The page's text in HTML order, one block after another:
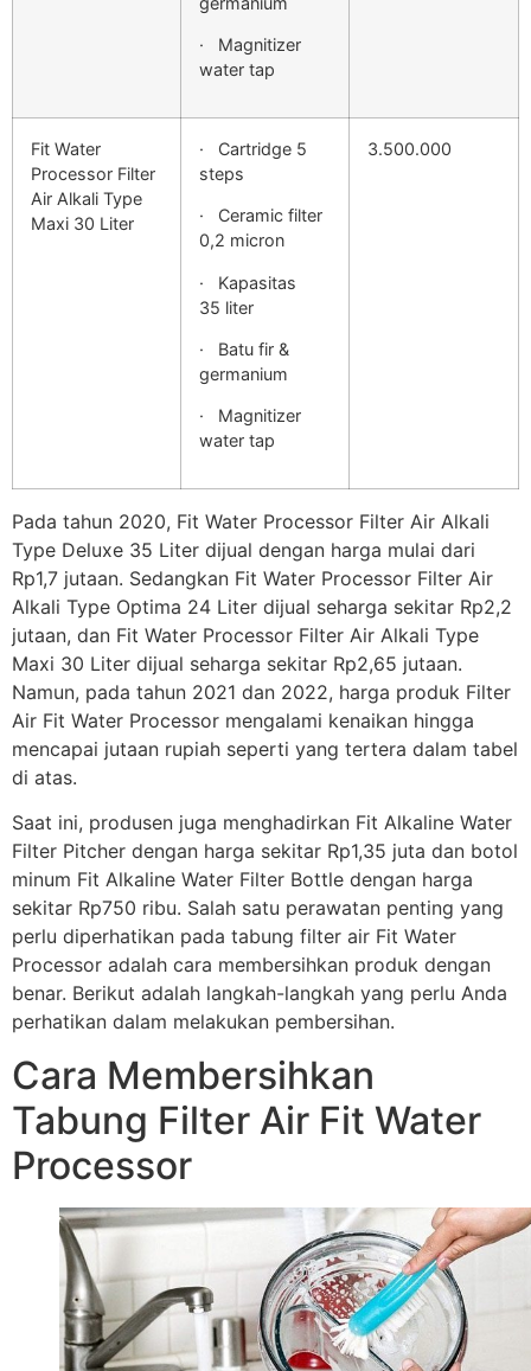
· Magnitizer
water tap
Fit Water
Processor Filter
Air Alkali Type
Maxi 30 Liter
· Cartridge 5
steps
· Ceramic filter
0,2 micron
· Kapasitas
35 liter
· Batu fir &
germanium
· Magnitizer
water tap
3.500.000
Pada tahun 2020, Fit Water Processor Filter Air Alkali
Type Deluxe 35 Liter dijual dengan harga mulai dari
Rp1,7 jutaan. Sedangkan Fit Water Processor Filter Air
Alkali Type Optima 24 Liter dijual seharga sekitar Rp2,2
jutaan, dan Fit Water Processor Filter Air Alkali Type
Maxi 30 Liter dijual seharga sekitar Rp2,65 jutaan.
Namun, pada tahun 2021 dan 2022, harga produk Filter
Air Fit Water Processor mengalami kenaikan hingga
mencapai jutaan rupiah seperti yang tertera dalam tabel
di atas.
Saat ini, produsen juga menghadirkan Fit Alkaline Water
Filter Pitcher dengan harga sekitar Rp1,35 juta dan botol
minum Fit Alkaline Water Filter Bottle dengan harga
sekitar Rp750 ribu. Salah satu perawatan penting yang
perlu diperhatikan pada tabung filter air Fit Water
Processor adalah cara membersihkan produk dengan
benar. Berikut adalah langkah-langkah yang perlu Anda
perhatikan dalam melakukan pembersihan.
Cara Membersihkan
Tabung Filter Air Fit Water
Processor